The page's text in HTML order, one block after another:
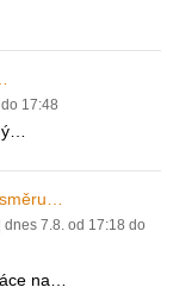
17:48
| dnes 7.8. od 17:18 do
na…